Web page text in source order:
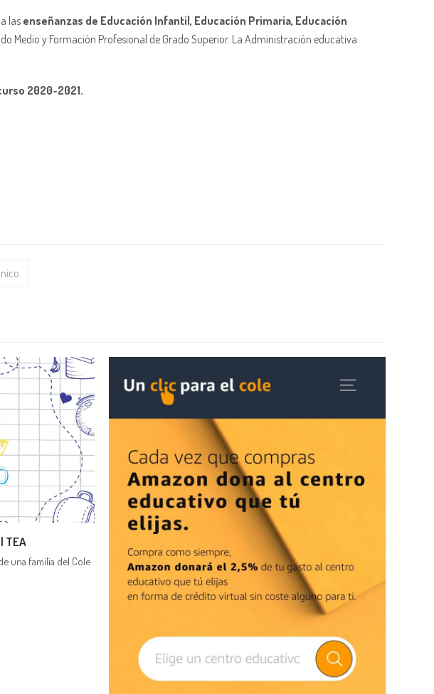
las enseñanzas de Educación Infantil, Educación Primaria, Educación
Medio y Formación Profesional de Grado Superior. La Administración educativa
2020-2021.
TEA
una familia del Cole